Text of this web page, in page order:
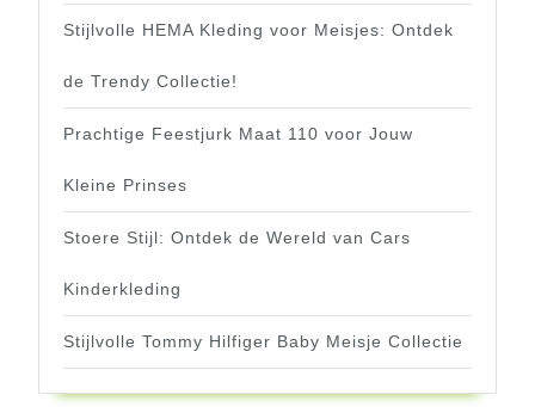
Stijlvolle HEMA Kleding voor Meisjes: Ontdek
de Trendy Collectie!
Prachtige Feestjurk Maat 110 voor Jouw
Kleine Prinses
Stoere Stijl: Ontdek de Wereld van Cars
Kinderkleding
Stijlvolle Tommy Hilfiger Baby Meisje Collectie